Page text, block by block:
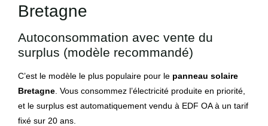
Bretagne
Autoconsommation avec vente du
surplus (modèle recommandé)
C’est le modèle le plus populaire pour le panneau solaire
Bretagne . Vous consommez l’électricité produite en priorité,
et le surplus est automatiquement vendu à EDF OA à un tarif
fixé sur 20 ans.